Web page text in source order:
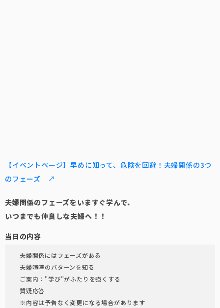
【イベントページ】早めに知って、危険を回避！夫婦関係の3つ
のフェーズ ↗
夫婦関係のフェーズをいますぐ学んで、
いつまでも仲良しな夫婦へ！！
当日の内容
夫婦関係にはフェーズがある
夫婦喧嘩のパターンを知る
ご案内："学び"がふたりを強くする
質疑応答
※内容は予告なく変更になる場合があります